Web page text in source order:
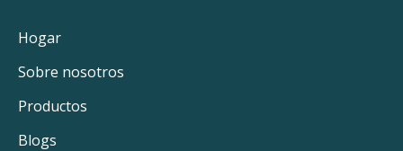
Hogar
Sobre nosotros
Productos
Blogs